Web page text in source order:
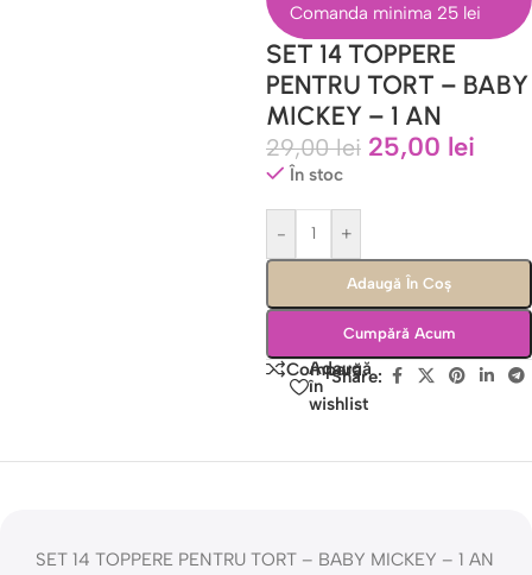
Comanda minima 25 lei
SET 14 TOPPERE
PENTRU TORT – BABY
MICKEY – 1 AN
29,00lei 25,00 lei
În stoc
- +
Adaugă În Coș
Cumpără Acum
Compară
Adaugă
în
wishlist
Share:
SET 14 TOPPERE PENTRU TORT – BABY MICKEY – 1 AN